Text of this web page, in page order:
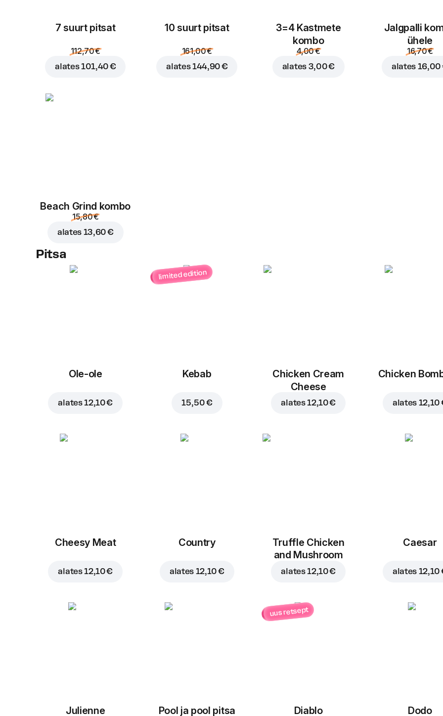
7 suurt pitsat
112,70 €
alates101,40 €
10 suurt pitsat
161,00 €
alates144,90 €
3=4 Kastmete
kombo
4,00 €
alates 3,00 €
Jalgpalli
ühele
16,70 €
alates 16,00
Beach Grind kombo
15,80 €
alates 13,60 €
Pitsa
Ole-ole
alates12,10 €
limited edition
Kebab
15,50 €
Chicken Cream
Cheese
alates12,10 €
Chicken
alates 12,10
Cheesy Meat
alates12,10 €
Country
alates 12,10 €
Truffle Chicken
and Mushroom
alates12,10 €
Caesar
alates 12,10
Julienne Pool ja pool pitsa
uus retsept
Diablo Dodo